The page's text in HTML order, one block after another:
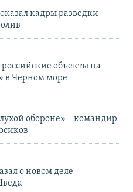
кадры разведки
объекты на
в Черном море
обороне» – командир
о новом деле